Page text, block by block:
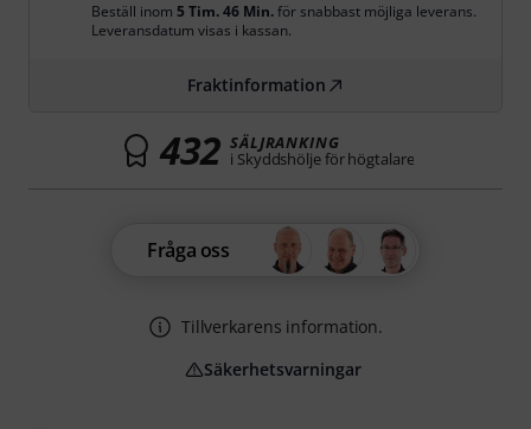
Beställ inom 5 Tim. 46 Min.för snabbast möjliga leverans.
Leveransdatum visas i kassan.
Fraktinformation
432 SÄLJRANKING
i Skyddshölje för högtalare
Fråga oss
Tillverkarens information.
Säkerhetsvarningar